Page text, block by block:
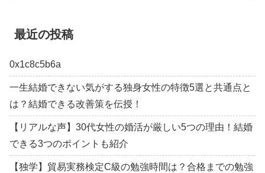
最近の投稿
0x1c8c5b6a
一生結婚できない気がする独身女性の特徴5選と共通点と
は？結婚できる改善策を伝授！
【リアルな声】30代女性の婚活が厳しい5つの理由！結婚
できる3つのポイントも紹介
【独学】貿易実務検定C級の勉強時間は？合格までの勉強